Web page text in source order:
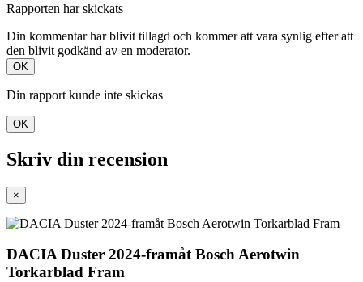
Rapporten har skickats
Din kommentar har blivit tillagd och kommer att vara synlig efter att
den blivit godkänd av en moderator.
OK
Din rapport kunde inte skickas
OK
Skriv din recension
×
DACIA Duster 2024-framåt Bosch Aerotwin
Torkarblad Fram